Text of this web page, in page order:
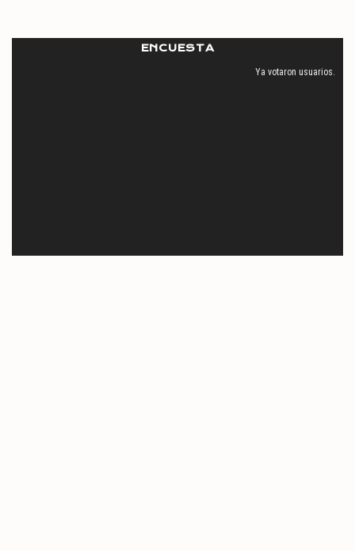
ENCUESTA
Ya votaron usuarios.